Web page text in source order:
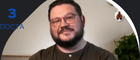
3
ПОСТА